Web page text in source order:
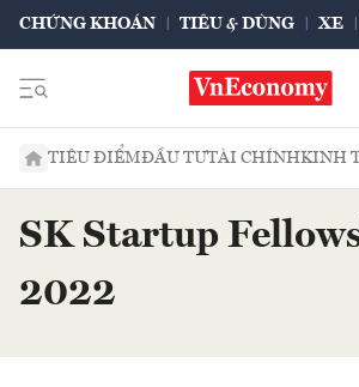
CHỨNG KHOÁN TIÊU & DÙNG XE
TIÊU ĐIỂMĐẦU TƯTÀI CHÍNHKINH
SK Startup
2022